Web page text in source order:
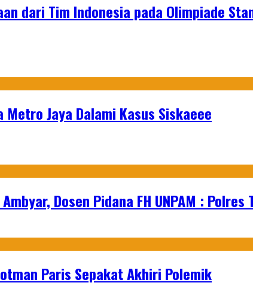
dari Tim Indonesia pada Olimpiade
Jaya Dalami Kasus Siskaeee
Dosen Pidana FH UNPAM :
Paris Sepakat Akhiri Polemik